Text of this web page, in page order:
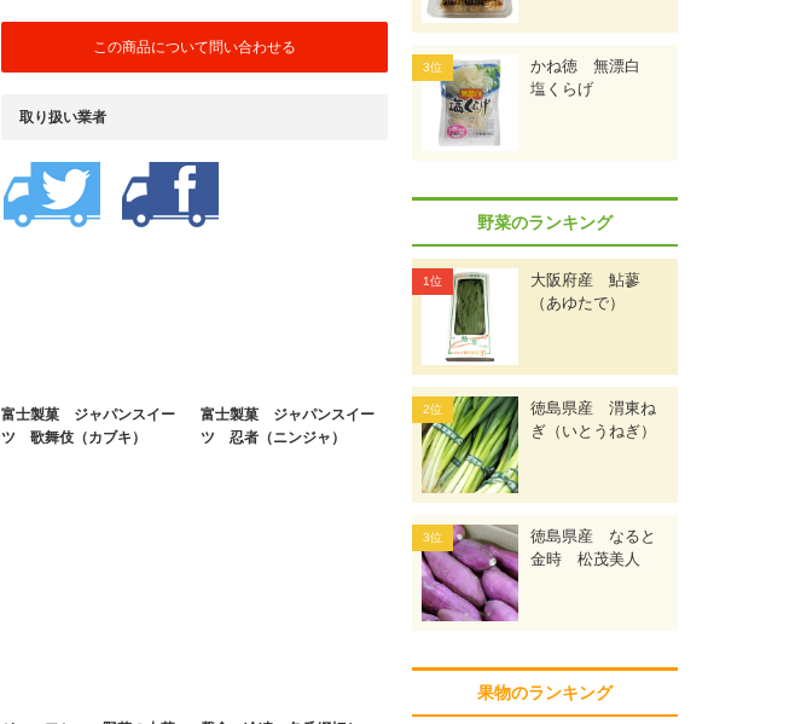
この商品について問い合わせる
取り扱い業者
富士製菓 ジャパンスイー
ツ 歌舞伎（カブキ）
富士製菓 ジャパンスイー
ツ 忍者（ニンジャ）
かね徳 無漂白
塩くらげ
野菜のランキング
大阪府産 鮎蓼
（あゆたで）
徳島県産 渭東ね
ぎ（いとうねぎ）
徳島県産 なると
金時 松茂美人
果物のランキング